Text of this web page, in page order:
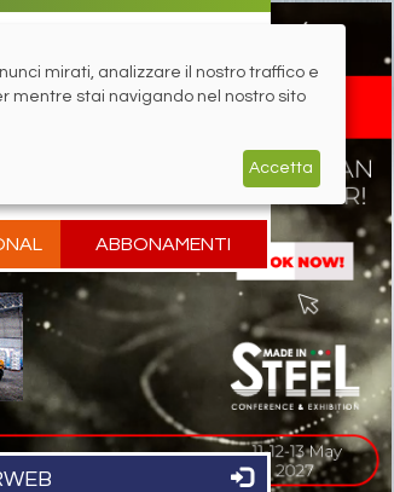
ABBONAMENTI
mirati, analizzare il nostro traffico e
mentre stai navigando nel nostro sito
Accetta